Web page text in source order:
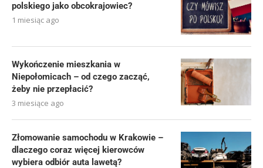
polskiego jako obcokrajowiec?
1 miesiąc ago
Wykończenie mieszkania w
Niepołomicach – od czego zacząć,
żeby nie przepłacić?
3 miesiące ago
Złomowanie samochodu w Krakowie –
dlaczego coraz więcej kierowców
wybiera odbiór auta lawetą?